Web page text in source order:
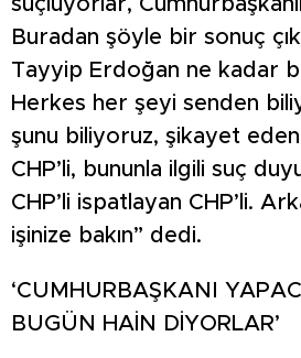
suçluyorlar,
Buradan şöyle bir sonuç
Tayyip Erdoğan ne kadar
Herkes her şeyi senden
şunu biliyoruz, şikayet
CHP’li, bununla ilgili suç
CHP’li ispatlayan CHP’li.
işinize bakın” dedi.
‘CUMHURBAŞKANI
BUGÜN HAİN DİYORLAR’